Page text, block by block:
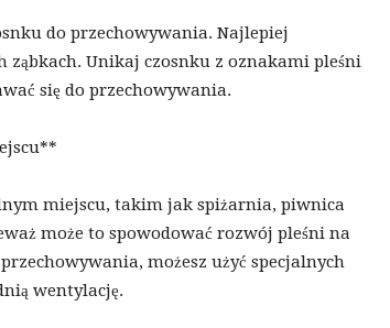
do przechowywania. Najlepiej
ząbkach. Unikaj czosnku z oznakami pleśni
się do przechowywania.
miejscu, takim jak spiżarnia, piwnica
może to spowodować rozwój pleśni na
możesz użyć specjalnych
wentylację.